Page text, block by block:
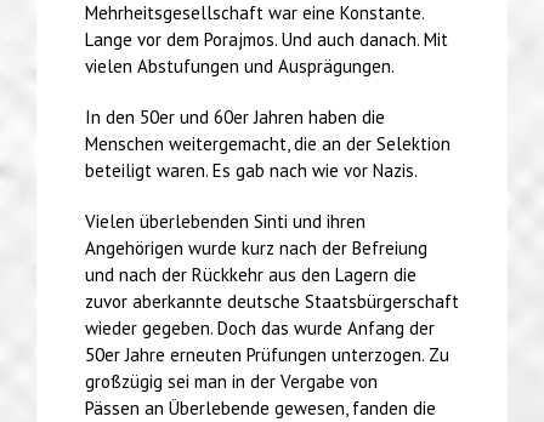
Mehrheitsgesellschaft war eine Konstante.
Lange vor dem Porajmos. Und auch danach. Mit
vielen Abstufungen und Ausprägungen.
In den 50er und 60er Jahren haben die
Menschen weitergemacht, die an der Selektion
beteiligt waren. Es gab nach wie vor Nazis.
Vielen überlebenden Sinti und ihren
Angehörigen wurde kurz nach der Befreiung
und nach der Rückkehr aus den Lagern die
zuvor aberkannte deutsche Staatsbürgerschaft
wieder gegeben. Doch das wurde Anfang der
50er Jahre erneuten Prüfungen unterzogen. Zu
großzügig sei man in der Vergabe von
Pässen an Überlebende gewesen, fanden die